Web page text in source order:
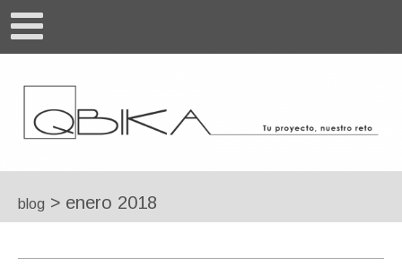
blog > enero 2018